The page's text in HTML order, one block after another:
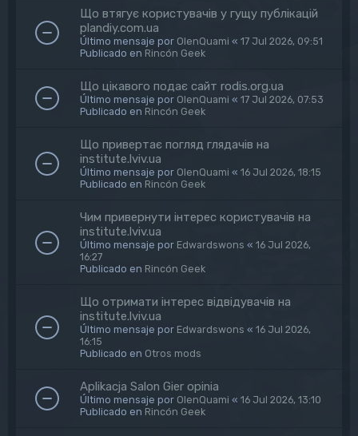
Що втягує користувачів у гущу публікацій
plandiy.com.ua
Último mensaje por OlenQuami « 17 Jul 2026, 09:51
Publicado en Rincón Geek
Що цікавого подає сайт rodis.org.ua
Último mensaje por OlenQuami « 17 Jul 2026, 07:53
Publicado en Rincón Geek
Що привертає погляд глядачів на
institute.lviv.ua
Último mensaje por OlenQuami « 16 Jul 2026, 18:15
Publicado en Rincón Geek
Чим привернути інтерес користувачів на
institute.lviv.ua
Último mensaje por Edwardswons « 16 Jul 2026,
16:27
Publicado en Rincón Geek
Що отримати інтерес відвідувачів на
institute.lviv.ua
Último mensaje por Edwardswons « 16 Jul 2026,
16:15
Publicado en Otros mods
Aplikacja Salon Gier opinia
Último mensaje por OlenQuami « 16 Jul 2026, 13:10
Publicado en Rincón Geek